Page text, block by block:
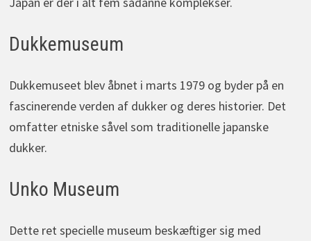
Dukkemuseum
Dukkemuseet blev åbnet i marts 1979 og byder på en
fascinerende verden af dukker og deres historier. Det
omfatter etniske såvel som traditionelle japanske
dukker.
Unko Museum
Dette ret specielle museum beskæftiger sig med